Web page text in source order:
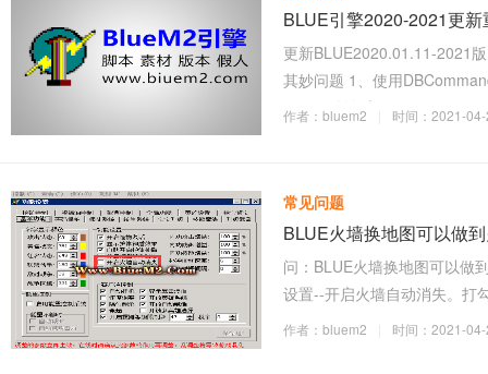
BLUE引擎2020-2021更
更新BLUE2020.01.11-2021
其妙问题 1、使用
rtor.exe转换新
作者：bluem2 时间：2021-
常见问题
BLUE火墙换地图可以做
问：BLUE火墙换地图可以做
设置--开启火墙自动消失。打
作者：bluem2 时间：2021-